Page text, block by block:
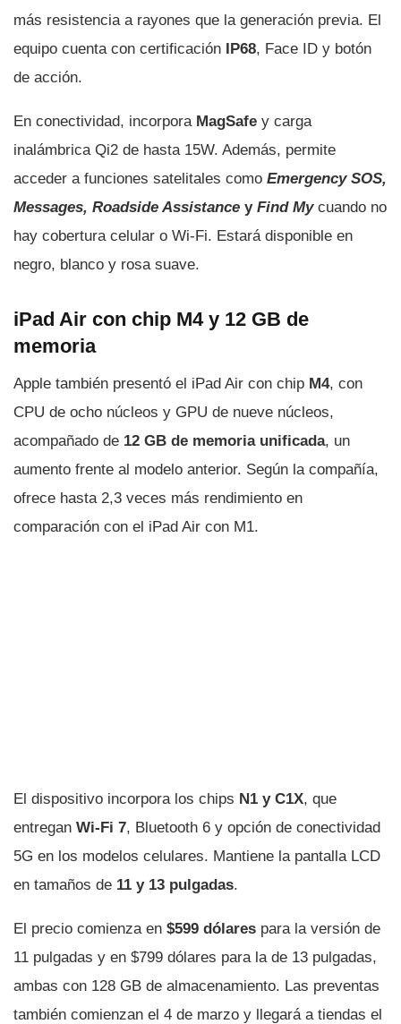
más resistencia a rayones que la generación previa. El
equipo cuenta con certificación IP68, Face ID y botón
de acción.
En conectividad, incorpora MagSafe y carga
inalámbrica Qi2 de hasta 15W. Además, permite
acceder a funciones satelitales como Emergency SOS,
Messages, Roadside Assistance y Find Mycuando no
hay cobertura celular o Wi-Fi. Estará disponible en
negro, blanco y rosa suave.
iPad Air con chip M4 y 12 GB de
memoria
Apple también presentó el iPad Air con chip M4, con
CPU de ocho núcleos y GPU de nueve núcleos,
acompañado de 12 GB de memoria unificada, un
aumento frente al modelo anterior. Según la compañía,
ofrece hasta 2,3 veces más rendimiento en
comparación con el iPad Air con M1.
El dispositivo incorpora los chips N1 y C1X, que
entregan Wi-Fi 7, Bluetooth 6 y opción de conectividad
5G en los modelos celulares. Mantiene la pantalla LCD
en tamaños de 11 y 13 pulgadas.
El precio comienza en $599 dólares para la versión de
11 pulgadas y en $799 dólares para la de 13 pulgadas,
ambas con 128 GB de almacenamiento. Las preventas
también comienzan el 4 de marzo y llegará a tiendas el